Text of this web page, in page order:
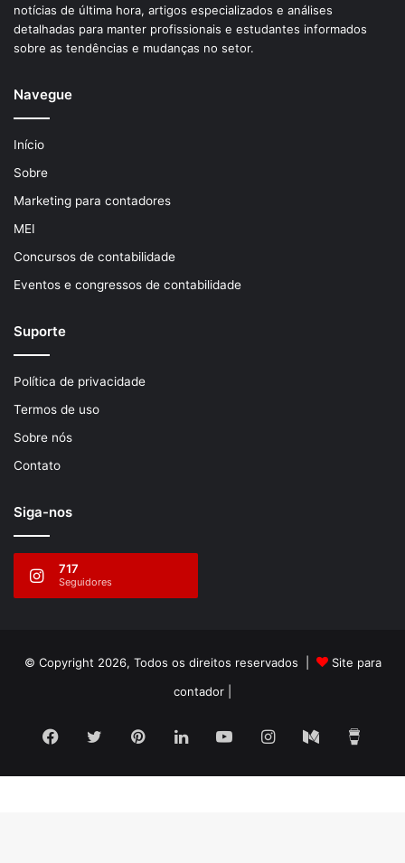
notícias de última hora, artigos especializados e análises
detalhadas para manter profissionais e estudantes informados
sobre as tendências e mudanças no setor.
Navegue
Início
Sobre
Marketing para contadores
MEI
Concursos de contabilidade
Eventos e congressos de contabilidade
Suporte
Política de privacidade
Termos de uso
Sobre nós
Contato
Siga-nos
717
Seguidores
© Copyright 2026, Todos os direitos reservados |
Site para
contador